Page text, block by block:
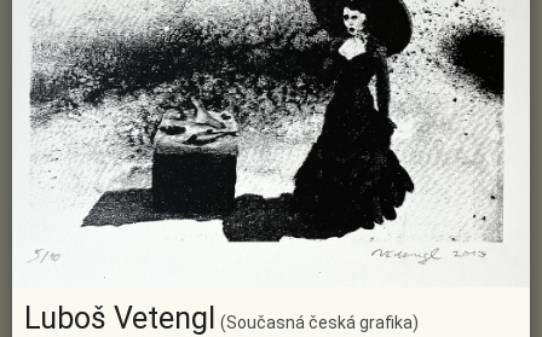
Luboš Vetengl (Současná česká grafika)